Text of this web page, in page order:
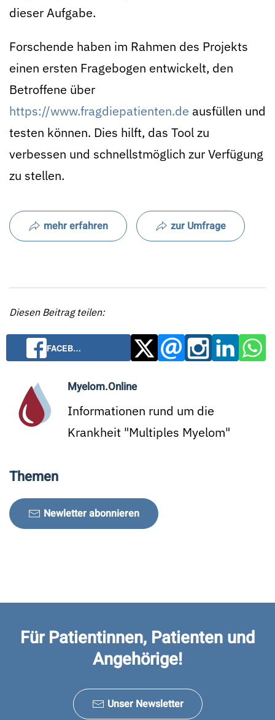
dieser Aufgabe.
Forschende haben im Rahmen des Projekts
einen ersten Fragebogen entwickelt, den
Betroffene über
https://www.fragdiepatienten.de ausfüllen und
testen können. Dies hilft, das Tool zu
verbessen und schnellstmöglich zur Verfügung
zu stellen.
mehr erfahren zur Umfrage
Diesen Beitrag teilen:
FACEB…
Myelom.Online
Informationen rund um die
Krankheit "Multiples Myelom"
Themen
Newletter abonnieren
Für Patientinnen, Patienten und
Angehörige!
Unser Newsletter